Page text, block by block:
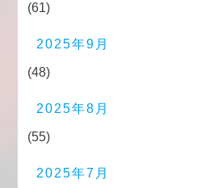
(61)
2025年9月
(48)
2025年8月
(55)
2025年7月